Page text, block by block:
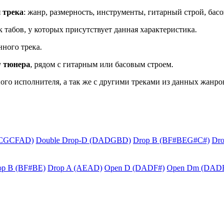
трека: жанр, размерность, инструменты, гитарный строй,
у которых присутствует данная характеристика.
трека.
тюнера, рядом с гитарным или басовым строем.
исполнителя, а так же с другими треками из данных
Double Drop-D (DADGBD) Drop B (BF#BEG#C#)
B (BF#BE) Drop A (AEAD) Open D (DADF#) Open Dm